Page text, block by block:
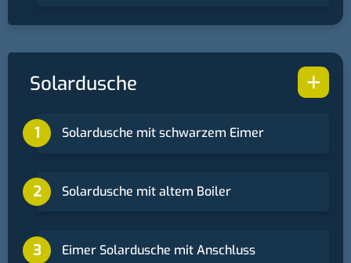
+
Solardusche
Solardusche mit schwarzem Eimer
Solardusche mit altem Boiler
Eimer Solardusche mit Anschluss